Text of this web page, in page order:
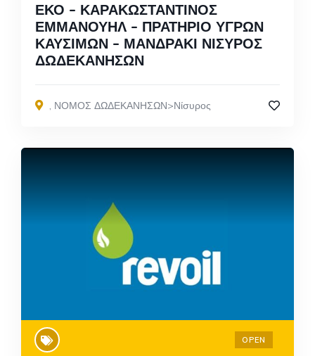
ΕΚΟ – ΚΑΡΑΚΩΣΤΑΝΤΙΝΟΣ
ΕΜΜΑΝΟΥΗΛ – ΠΡΑΤΗΡΙΟ ΥΓΡΩΝ
ΚΑΥΣΙΜΩΝ – ΜΑΝΔΡΑΚΙ ΝΙΣΥΡΟΣ
ΔΩΔΕΚΑΝΗΣΩΝ
, ΝΟΜΟΣ ΔΩΔΕΚΑΝΗΣΩΝ>Νίσυρος
OPEN